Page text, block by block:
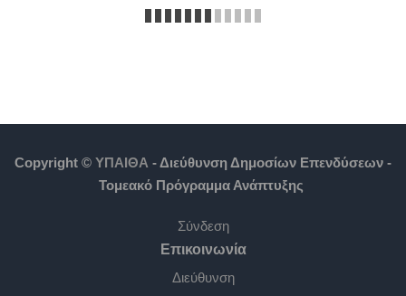
Copyright © ΥΠΑΙΘΑ - Διεύθυνση Δημοσίων Επενδύσεων -
Τομεακό Πρόγραμμα Ανάπτυξης
Σύνδεση
Επικοινωνία
Διεύθυνση